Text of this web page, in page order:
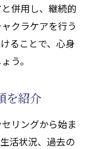
併用し、継続的
クラケアを行う
ることで、心身
う。
を紹介
リングから始ま
活状況、過去の